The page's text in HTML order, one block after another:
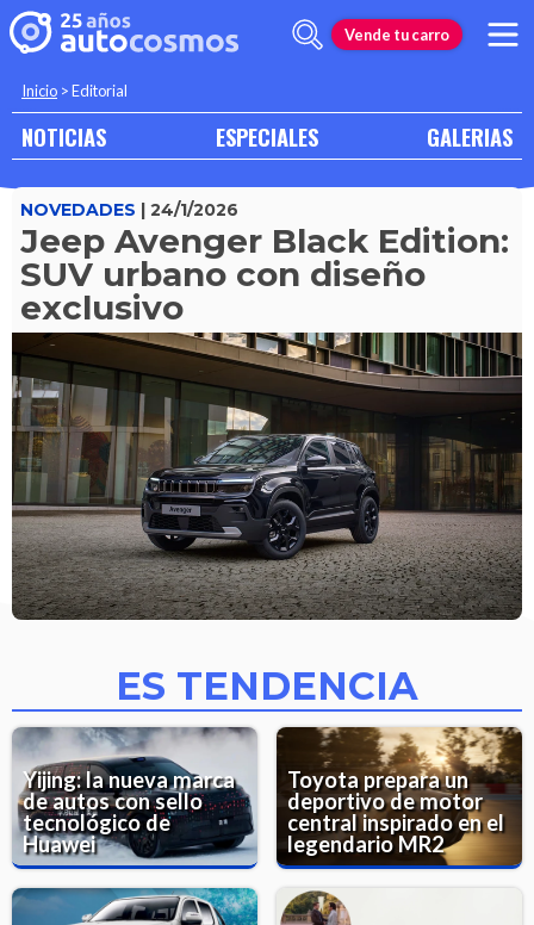
Vende tu carro
Inicio >Editorial
NOTICIAS ESPECIALES GALERIAS
NOVEDADES | 24/1/2026
Jeep Avenger Black Edition:
SUV urbano con diseño
exclusivo
ES TENDENCIA
Yijing: la nueva marca
de autos con sello
tecnológico de
Huawei
Toyota prepara un
deportivo de motor
central inspirado en el
legendario MR2